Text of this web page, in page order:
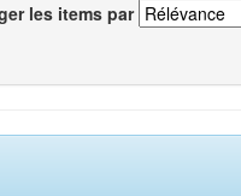
les items par